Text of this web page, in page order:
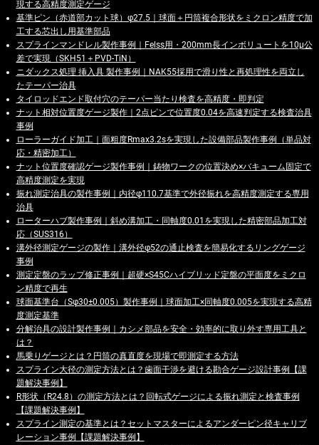
現する高精度測定ゲージ
基準ピン（赤道部カット球）φ27.5｜球面＋円筒複合形状をミクロン精度で加
工する芯出し用基準部品
スプラインマンドレル製作事例｜Felss用・200mm長インボリュートを10μ公
差で実現（SKH51＋PVD-TiN）
ニダックス処理 挿入具 製作事例｜NAK55採用で滑り性と再処理性を両立し
たテーパー治具
タイロッドエンド取付穴のテーパー当たり検査を高精度・即判定
ナット相対位置度ゲージ製作｜2点ピンで位置度0.04を高速判定する検査治具
事例
ローラーガイド加工｜面粗度Rmax3.2sを実現した設備部品製作事例（単品対
応・精密加工）
ナット位置度確認ゲージ製作事例｜鋳物ワークの位置決め×バキューム固定で
高精度測定を実現
振れ測定治具の製作事例｜内径φ110.7基準で外径振れを高精度測定する専用
治具
ローターハブ製作事例｜斜め溝加工・同軸度0.01を実現した精密部品加工対
応（SUS316）
溝外径測定ゲージの製作｜溝外径φ52の通止検査を簡易化するリングゲージ
事例
測定定盤のラップ修正事例｜超硬×S45Cハイブリッド定盤の平面度をミクロ
ン精度で再生
球面基準台（Sφ30±0.005）製作事例｜球面加工×同軸度0.005を実現する高精
度測定基準
分解治具の設計製作事例｜カシメ部品を安全・効率的に取り外す専用工具と
は？
馬乗りゲージとは？円筒の真直度を現場で即測定する方法
スプライン大径の測定方法とは？歯面干渉を避ける勘合ゲージ設計事例【課
題解決事例】
R形状（R24.8）の測定方法とは？回転式ゲージによる振れ測定と検査事例
【課題解決事例】
スプライン測定の基準とは？セットマスターによるアンダーピン径キャリブ
レーション事例【課題解決事例】